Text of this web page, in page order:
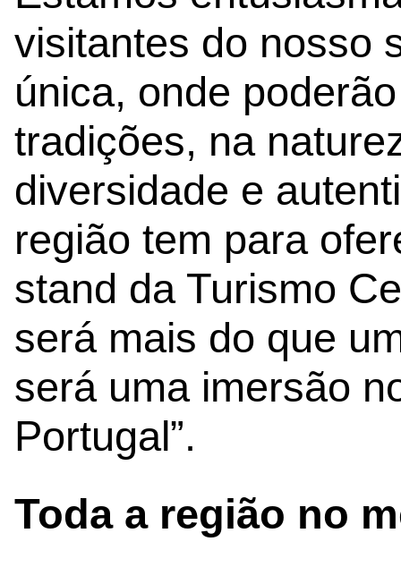
visitantes do nosso
única, onde
tradições, na
diversidade e
região tem para
stand da Turismo
será mais do que
será uma imersão
Portugal”.
Toda a região no